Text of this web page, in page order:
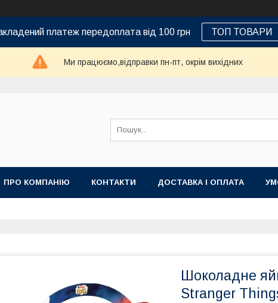
платеж передоплата від 100 грн ТОП ТОВАРИ
Ми працюємо,відправки пн-пт, окрім вихідних
ПРО КОМПАНІЮ КОНТАКТИ ДОСТАВКА І ОПЛАТА
Шоколадне
Stranger